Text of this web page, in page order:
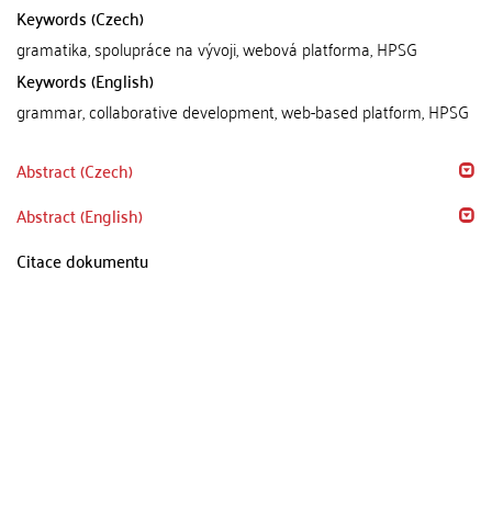
Keywords (Czech)
gramatika, spolupráce na vývoji, webová platforma, HPSG
Keywords (English)
grammar, collaborative development, web-based platform, HPSG
Abstract (Czech)
Abstract (English)
Citace dokumentu